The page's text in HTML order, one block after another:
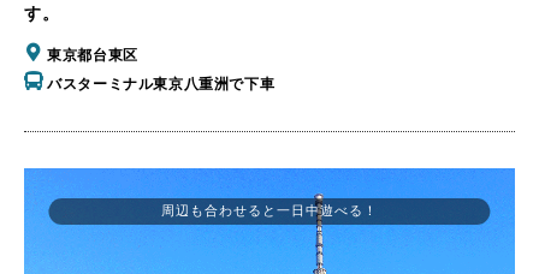
す。
東京都台東区
バスターミナル東京八重洲で下車
周辺も合わせると一日中遊べる！